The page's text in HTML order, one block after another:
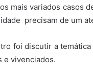
mais variados casos
precisam de um
foi discutir a
e vivenciados.